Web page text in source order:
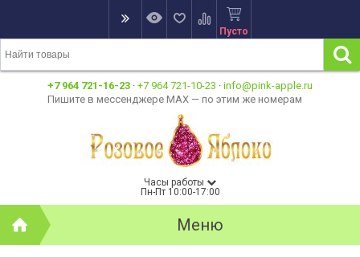
Пусто
+7 964 721-16-23 · +7 964 721-10-23 · info@pink-apple.ru
Пишите в мессенджере MAX — по этим же номерам
Часы работы
Пн-Пт 10:00-17:00
Меню